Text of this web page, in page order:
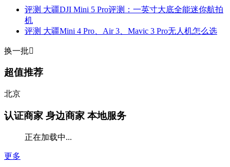
评测 大疆DJI Mini 5 Pro评测：一英寸大底全能迷你航拍
机
评测 大疆Mini 4 Pro、Air 3、Mavic 3 Pro无人机怎么选
换一批
超值推荐
北京
认证商家 身边商家 本地服务
正在加载中...
更多